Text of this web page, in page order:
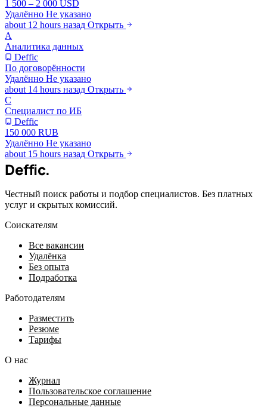
1 500 – 2 000 USD
Удалённо Не указано
about 12 hours назад Открыть
А
Аналитика данных
Deffic
По договорённости
Удалённо Не указано
about 14 hours назад Открыть
С
Специалист по ИБ
Deffic
150 000 RUB
Удалённо Не указано
about 15 hours назад Открыть
Deffic.
Честный поиск работы и подбор специалистов. Без платных
услуг и скрытых комиссий.
Соискателям
Все вакансии
Удалёнка
Без опыта
Подработка
Работодателям
Разместить
Резюме
Тарифы
О нас
Журнал
Пользовательское соглашение
Персональные данные